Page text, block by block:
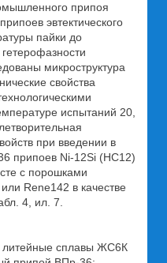
припоя
эвтектического
пайки до
микроструктура
свойства
испытаний 20,
при введении в
припоев Ni-12Si (НС12)
с порошками
Rene142 в качестве
4, ил. 7.
литейные сплавы ЖС6К